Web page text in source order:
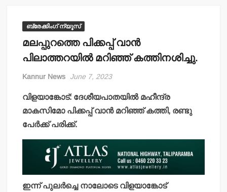
ബ്രേക്കിംഗ് ന്യൂസ്
മലപ്പുറത്തെ പിക്കപ്പ് വാന്‍
പിലാത്തറയില്‍ മറിഞ്ഞ് കത്തിനശിച്ചു.
Kannur News June 7, 2023
വിളയാങ്കോട്: ദേശീയപാതയില്‍ മഹീന്ദ്ര
മാകസിമോ പിക്കപ്പ് വാന്‍ മറിഞ്ഞ് കത്തി, രണ്ടു
പേര്‍ക്ക് പരിക്ക്.
ഇന്ന് പുലര്‍ച്ചെ നാലോടെ വിളയാങ്കോട്